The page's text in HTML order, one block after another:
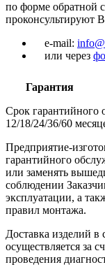
по форме обратной
проконсультируют
e-mail:
или через
Гарантия
Срок гарантийного
12/18/24/36/60
Предприятие-
гарантийного
или заменять
соблюдении
эксплуатации, а
правил монтажа.
Доставка изделий в
осуществляется за
проведения